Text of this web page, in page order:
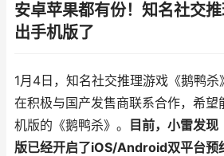
安卓苹果都有份！知名社交
出手机版了
1月4日，知名社交推理游戏《鹅鸭
在积极与国产发售商联系合作，希望
机版的《鹅鸭杀》。
目前，小雷发
版已经开启了iOS/Android双平台预